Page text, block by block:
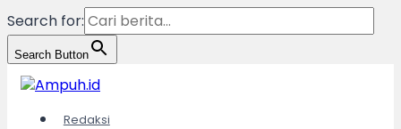
Search for:
Search Button
Skip
to
content
Redaksi